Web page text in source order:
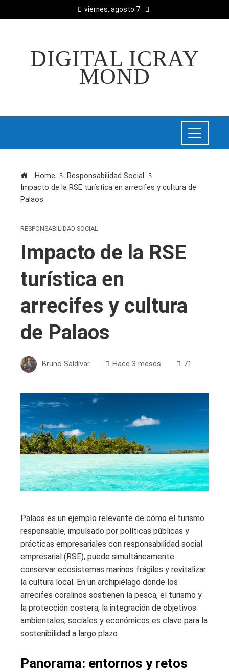
viernes, agosto 7
DIGITAL ICRAY
MOND
Home
Responsabilidad Social
Impacto de la RSE turística en arrecifes y cultura de
Palaos
RESPONSABILIDAD SOCIAL
Impacto de la RSE
turística en
arrecifes y cultura
de Palaos
Bruno Saldívar Hace 3 meses 71
Palaos es un ejemplo relevante de cómo el turismo
responsable, impulsado por políticas públicas y
prácticas empresariales con responsabilidad social
empresarial (RSE), puede simultáneamente
conservar ecosistemas marinos frágiles y revitalizar
la cultura local. En un archipiélago donde los
arrecifes coralinos sostienen la pesca, el turismo y
la protección costera, la integración de objetivos
ambientales, sociales y económicos es clave para la
sostenibilidad a largo plazo.
Panorama: entornos y retos